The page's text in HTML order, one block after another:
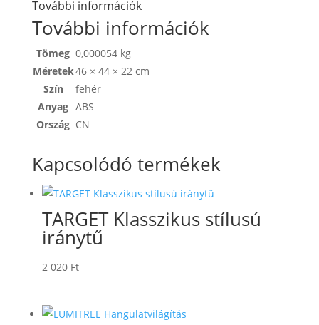
További információk
További információk
Tömeg 0,000054 kg
Méretek46 × 44 × 22 cm
Szín
fehér
Anyag ABS
Ország CN
Kapcsolódó termékek
TARGET Klasszikus stílusú
iránytű
2 020 Ft